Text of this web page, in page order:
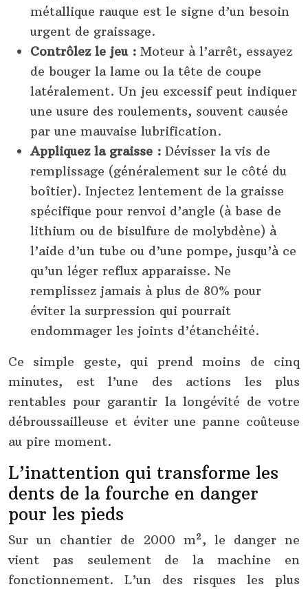
métallique rauque est le signe d’un besoin
urgent de graissage.
Contrôlez le jeu : Moteur à l’arrêt, essayez
de bouger la lame ou la tête de coupe
latéralement. Un jeu excessif peut indiquer
une usure des roulements, souvent causée
par une mauvaise lubrification.
Appliquez la graisse : Dévisser la vis de
remplissage (généralement sur le côté du
boîtier). Injectez lentement de la graisse
spécifique pour renvoi d’angle (à base de
lithium ou de bisulfure de molybdène) à
l’aide d’un tube ou d’une pompe, jusqu’à ce
qu’un léger reflux apparaisse. Ne
remplissez jamais à plus de 80% pour
éviter la surpression qui pourrait
endommager les joints d’étanchéité.
Ce simple geste, qui prend moins de cinq
minutes, est l’une des actions les plus
rentables pour garantir la longévité de votre
débroussailleuse et éviter une panne coûteuse
au pire moment.
L’inattention qui transforme les
dents de la fourche en danger
pour les pieds
Sur un chantier de 2000 m², le danger ne
vient pas seulement de la machine en
fonctionnement. L’un des risques les plus